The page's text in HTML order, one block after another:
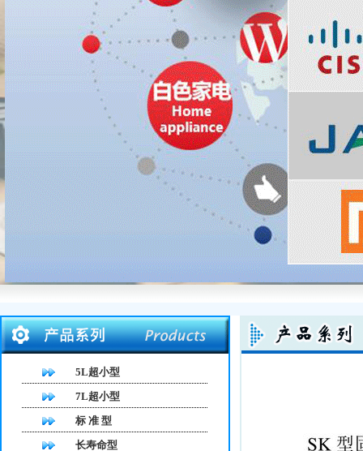
5L超小型
7L超小型
标 准 型
长寿命型